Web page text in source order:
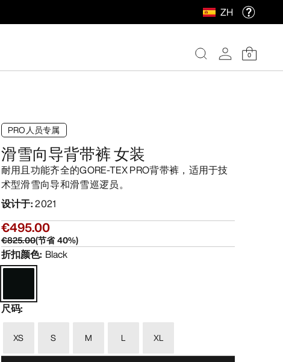
ZH
0
PRO人员专属
滑雪向导背带裤 女装
耐用且功能齐全的GORE-TEX PRO背带裤，适用于技
术型滑雪向导和滑雪巡逻员。
设计于:2021
€495.00
€825.00(节省40%)
折扣颜色: Black
尺码:
XS S M L XL